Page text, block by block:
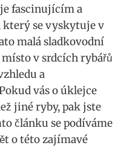
fascinujícím a
se vyskytuje v
malá sladkovodní‌
v⁢ srdcích rybářů
a
vás o ‌úklejce​
jiné ryby, pak jste
článku se podíváme
o této ⁤zajímavé